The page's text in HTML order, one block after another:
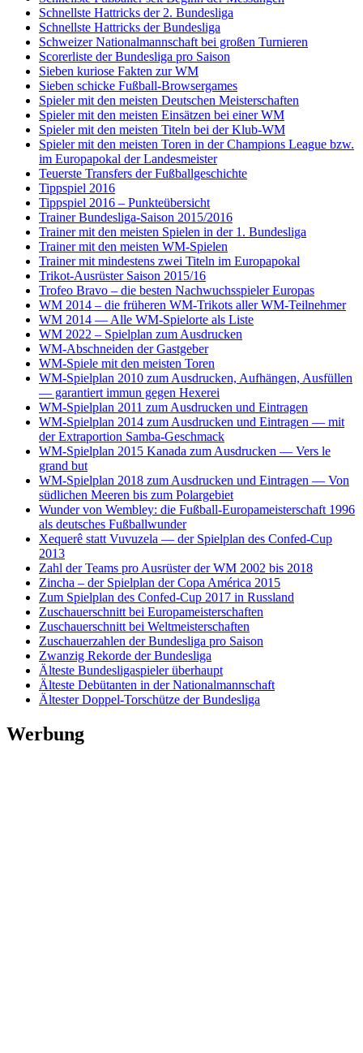
Schnellste Hattricks der 2. Bundesliga
Schnellste Hattricks der Bundesliga
Schweizer Nationalmannschaft bei großen Turnieren
Scorerliste der Bundesliga pro Saison
Sieben kuriose Fakten zur WM
Sieben schicke Fußball-Browsergames
Spieler mit den meisten Deutschen Meisterschaften
Spieler mit den meisten Einsätzen bei einer WM
Spieler mit den meisten Titeln bei der Klub-WM
Spieler mit den meisten Toren in der Champions League bzw.
im Europapokal der Landesmeister
Teuerste Transfers der Fußballgeschichte
Tippspiel 2016
Tippspiel 2016 – Punkteübersicht
Trainer Bundesliga-Saison 2015/2016
Trainer mit den meisten Spielen in der 1. Bundesliga
Trainer mit den meisten WM-Spielen
Trainer mit mindestens zwei Titeln im Europapokal
Trikot-Ausrüster Saison 2015/16
Trofeo Bravo – die besten Nachwuchsspieler Europas
WM 2014 – die früheren WM-Trikots aller WM-Teilnehmer
WM 2014 — Alle WM-Spielorte als Liste
WM 2022 – Spielplan zum Ausdrucken
WM-Abschneiden der Gastgeber
WM-Spiele mit den meisten Toren
WM-Spielplan 2010 zum Ausdrucken, Aufhängen, Ausfüllen
— garantiert immun gegen Hexerei
WM-Spielplan 2011 zum Ausdrucken und Eintragen
WM-Spielplan 2014 zum Ausdrucken und Eintragen — mit
der Extraportion Samba-Geschmack
WM-Spielplan 2015 Kanada zum Ausdrucken — Vers le
grand but
WM-Spielplan 2018 zum Ausdrucken und Eintragen — Von
südlichen Meeren bis zum Polargebiet
Wunder von Wembley: die Fußball-Europameisterschaft 1996
als deutsches Fußballwunder
Xequerê statt Vuvuzela — der Spielplan des Confed-Cup
2013
Zahl der Teams pro Ausrüster der WM 2002 bis 2018
Zincha – der Spielplan der Copa América 2015
Zum Spielplan des Confed-Cup 2017 in Russland
Zuschauerschnitt bei Europameisterschaften
Zuschauerschnitt bei Weltmeisterschaften
Zuschauerzahlen der Bundesliga pro Saison
Zwanzig Rekorde der Bundesliga
Älteste Bundesligaspieler überhaupt
Älteste Debütanten in der Nationalmannschaft
Ältester Doppel-Torschütze der Bundesliga
Werbung